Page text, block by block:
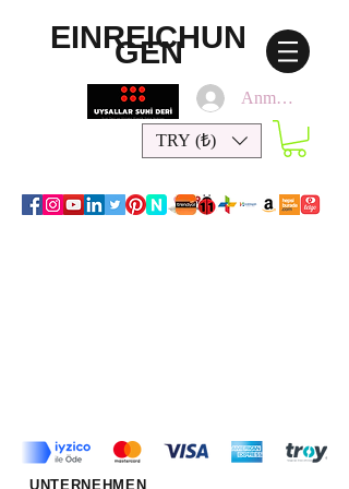
EINREICHUN
GEN
Anmelden
TRY (₺)
UNTERNEHMEN